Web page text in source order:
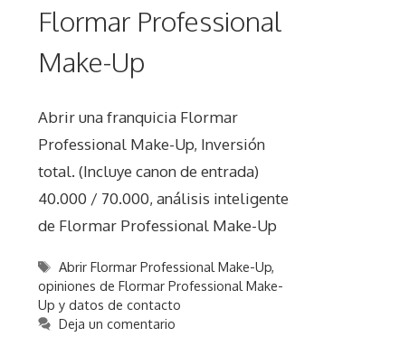
Flormar Professional
Make-Up
Abrir una franquicia Flormar
Professional Make-Up, Inversión
total. (Incluye canon de entrada)
40.000 / 70.000, análisis inteligente
de Flormar Professional Make-Up
Etiquetas
Abrir Flormar Professional Make-Up,
opiniones de Flormar Professional Make-
Up y datos de contacto
Deja un comentario